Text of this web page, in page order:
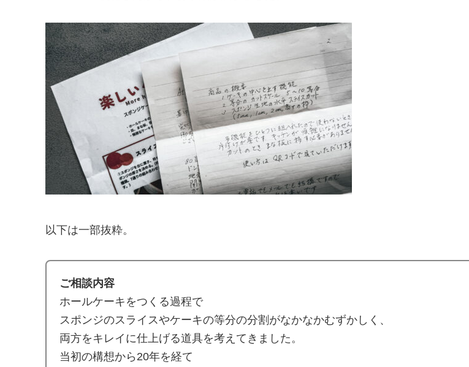
以下は一部抜粋。
ご相談内容
ホールケーキをつくる過程で
スポンジのスライスやケーキの等分の分割がなかなかむずかしく、
両方をキレイに仕上げる道具を考えてきました。
当初の構想から20年を経て